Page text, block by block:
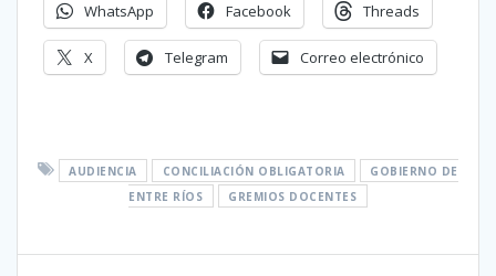
WhatsApp Facebook Threads
X Telegram Correo electrónico
AUDIENCIA CONCILIACIÓN OBLIGATORIA
GOBIERNO DE
ENTRE RÍOS
GREMIOS DOCENTES